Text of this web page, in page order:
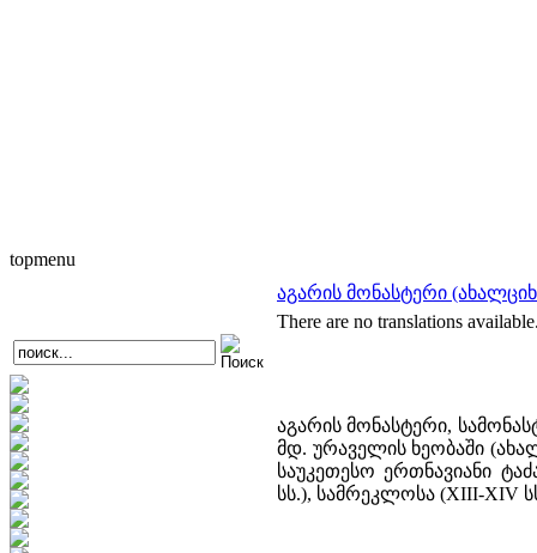
topmenu
აგარის მონასტერი
There are no translations
აგარის მონასტერი,
მდ. ურაველის ხეობაში
საუკეთესო ერთნავიანი
სს.), სამრეკლოსა (XIII-XIV